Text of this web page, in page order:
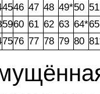
4546 47 48 49*50 51
5960 61 62 63 64*65
7576 77 78 79 80